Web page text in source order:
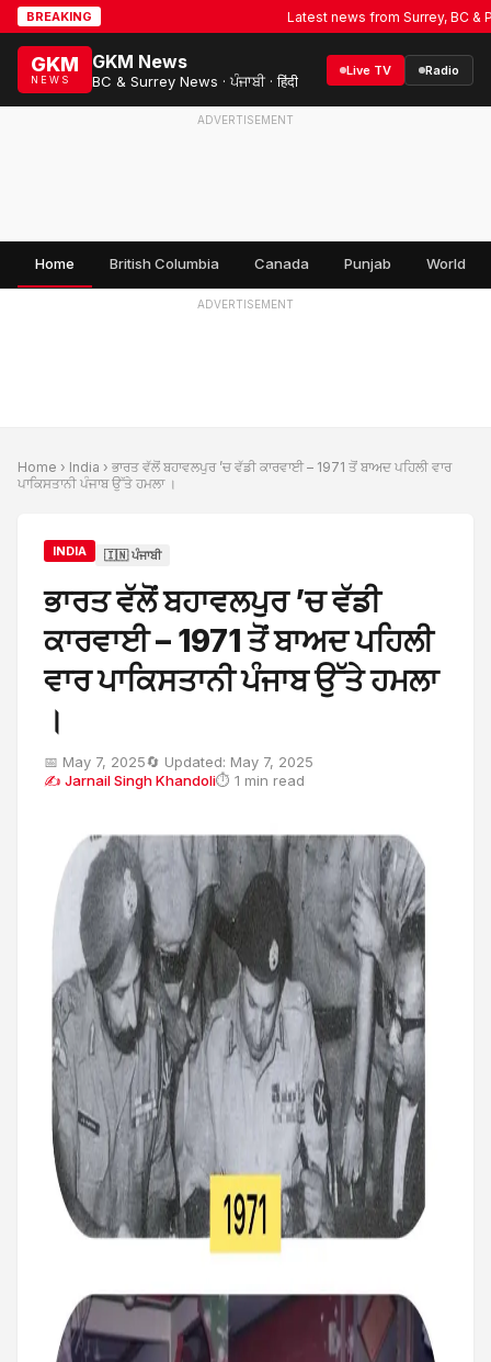
BREAKING Latest news from Surrey, BC &
GKM
NEWS
GKM News
BC & Surrey News · ਪੰਜਾਬੀ · हिंदी
Live TV Radio
ADVERTISEMENT
Home British Columbia Canada Punjab World
ADVERTISEMENT
Home › India › ਭਾਰਤ ਵੱਲੋਂ ਬਹਾਵਲਪੁਰ ’ਚ ਵੱਡੀ ਕਾਰਵਾਈ – 1971 ਤੋਂ ਬਾਅਦ ਪਹਿਲੀ ਵਾਰ
ਪਾਕਿਸਤਾਨੀ ਪੰਜਾਬ ਉੱਤੇ ਹਮਲਾ ।
INDIA 🇮🇳 ਪੰਜਾਬੀ
ਭਾਰਤ ਵੱਲੋਂ ਬਹਾਵਲਪੁਰ ’ਚ ਵੱਡੀ
ਕਾਰਵਾਈ – 1971 ਤੋਂ ਬਾਅਦ ਪਹਿਲੀ
ਵਾਰ ਪਾਕਿਸਤਾਨੀ ਪੰਜਾਬ ਉੱਤੇ ਹਮਲਾ
।
📅 May 7, 2025🔄 Updated: May 7, 2025
✍ Jarnail Singh Khandoli⏱ 1 min read